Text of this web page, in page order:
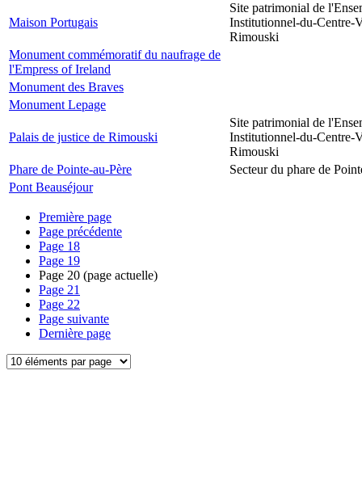
Maison Portugais
Site patrimonial de
Institutionnel-du-Centre-
Rimouski
Monument commémoratif du naufrage de
l'Empress of Ireland
Monument des Braves
Monument Lepage
Palais de justice de Rimouski
Site patrimonial de
Institutionnel-du-Centre-
Rimouski
Phare de Pointe-au-Père
Secteur du phare de
Pont Beauséjour
Première page
Page précédente
Page 18
Page 19
Page 20 (page actuelle)
Page 21
Page 22
Page suivante
Dernière page